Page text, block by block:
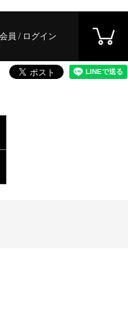
員 / ログイン